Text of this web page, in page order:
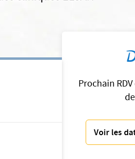
Prochain
Voir les